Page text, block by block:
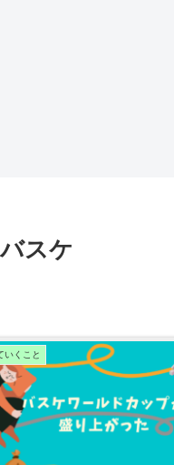
バスケ
いくこと